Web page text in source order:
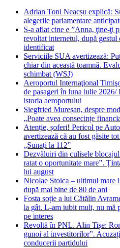
Adrian Toni Neacșu explică:
alegerile parlamentare
S-a aflat cine e ”Anna, ţine-ţi
revoltat internetul, după gestul
identificat
Serviciile SUA avertizează:
chiar din această toamnă.
schimbat (WSJ)
Aeroportul Internaţional
de pasageri în luna iulie 2026/
istoria aeroportului
Siegfried Mureșan, despre
„Poate avea consecințe
Atenție, șoferi! Pericol pe
avertizează că au fost găsite
„Sunați la 112”
Dezvăluiri din culisele
ratat o oportunitate mare”.
lui august
Nicolae Stoica – ultimul mare
după mai bine de 80 de ani
Fosta soție a lui Cătălin
la gât. L-am iubit mult, nu mă
pe interes
Revoltă în PNL. Alin Tișe:
gunoi al investitorilor”.
conducerii partidului